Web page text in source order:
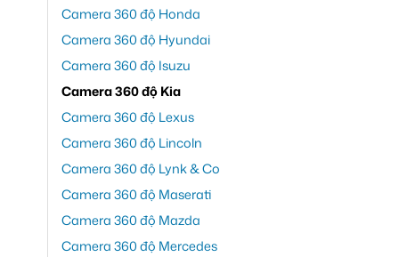
Camera 360 độ Honda
Camera 360 độ Hyundai
Camera 360 độ Isuzu
Camera 360 độ Kia
Camera 360 độ Lexus
Camera 360 độ Lincoln
Camera 360 độ Lynk & Co
Camera 360 độ Maserati
Camera 360 độ Mazda
Camera 360 độ Mercedes